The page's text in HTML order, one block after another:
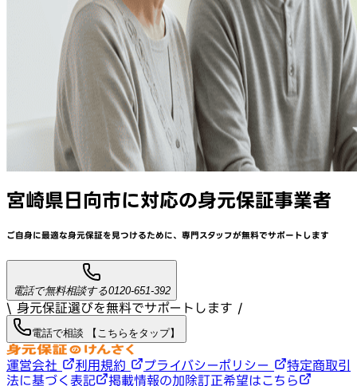
宮崎県日向市に対応の身元保証事業者
ご自身に最適な身元保証を見つけるために、 専門スタッフが無料でサポートします
電話で無料相談する0120-651-392
\ 身元保証選びを無料でサポートします /
電話で相談 【こちらをタップ】
運営会社 利用規約 プライバシーポリシー
特定商取引
法に基づく表記
掲載情報の加除訂正希望はこちら